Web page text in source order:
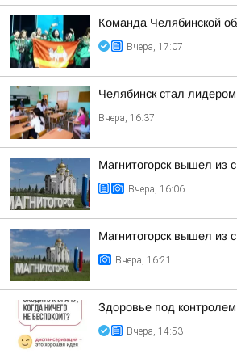
Команда Челябинской
Вчера, 17:07
Челябинск стал
Вчера, 16:37
Магнитогорск вышел из
Вчера, 16:06
Магнитогорск вышел из
Вчера, 16:21
Здоровье под контролем
Вчера, 14:53